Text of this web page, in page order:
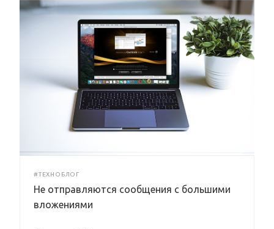
#ТЕХНОБЛОГ
Не отправляются сообщения с большими
вложениями